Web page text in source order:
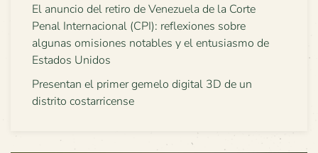
El anuncio del retiro de Venezuela de la Corte
Penal Internacional (CPI): reflexiones sobre
algunas omisiones notables y el entusiasmo de
Estados Unidos
Presentan el primer gemelo digital 3D de un
distrito costarricense